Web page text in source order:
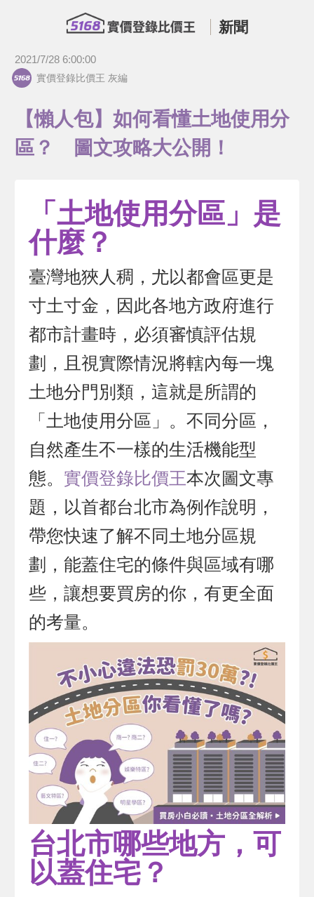
新聞
2021/7/28 6:00:00
實價登錄比價王 灰編
【懶人包】如何看懂土地使用分
區？ 圖文攻略大公開！
「土地使用分區」是
什麼？
臺灣地狹人稠，尤以都會區更是
寸土寸金，因此各地方政府進行
都市計畫時，必須審慎評估規
劃，且視實際情況將轄內每一塊
土地分門別類，這就是所謂的
「土地使用分區」。不同分區，
自然產生不一樣的生活機能型
態。 實價登錄比價王本次圖文專
題，以首都台北市為例作說明，
帶您快速了解不同土地分區規
劃，能蓋住宅的條件與區域有哪
些，讓想要買房的你，有更全面
的考量。
台北市哪些地方，可
以蓋住宅？